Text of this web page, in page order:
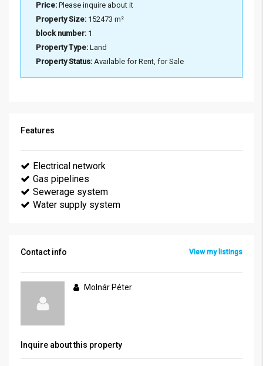
Price: Please inquire about it
Property Size: 152473 m²
block number: 1
Property Type: Land
Property Status: Available for Rent, for Sale
Features
Electrical network
Gas pipelines
Sewerage system
Water supply system
Contact info View my listings
Molnár Péter
Inquire about this property